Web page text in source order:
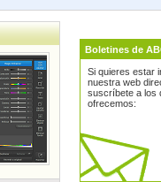
Boletines de
Si quieres estar
nuestra web
suscríbete a los
ofrecemos: